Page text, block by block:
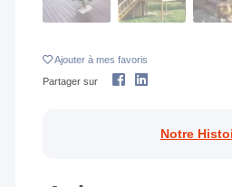
Ajouter à mes favoris
Partager sur
Notre